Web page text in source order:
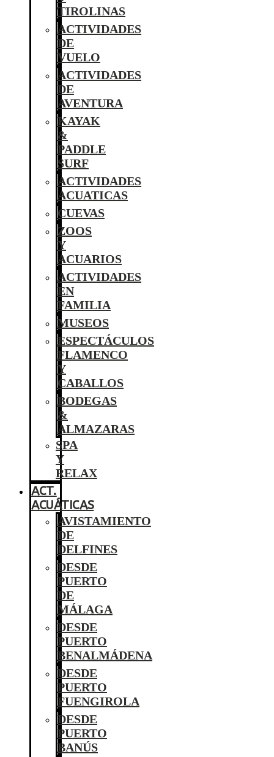
TIROLINAS
ACTIVIDADES
DE
VUELO
ACTIVIDADES
DE
AVENTURA
KAYAK
&
PADDLE
SURF
ACTIVIDADES
ACUATICAS
CUEVAS
ZOOS
Y
ACUARIOS
ACTIVIDADES
EN
FAMILIA
MUSEOS
ESPECTÁCULOS
FLAMENCO
Y
CABALLOS
BODEGAS
&
ALMAZARAS
SPA
Y
RELAX
ACT.
ACUÁTICAS
AVISTAMIENTO
DE
DELFINES
DESDE
PUERTO
DE
MÁLAGA
DESDE
PUERTO
BENALMÁDENA
DESDE
PUERTO
FUENGIROLA
DESDE
PUERTO
BANÚS